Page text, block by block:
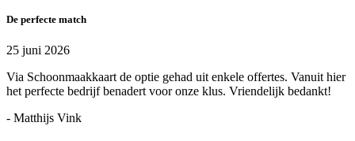
De perfecte match
25 juni 2026
Via Schoonmaakkaart de optie gehad uit enkele offertes. Vanuit hier
het perfecte bedrijf benadert voor onze klus. Vriendelijk bedankt!
- Matthijs Vink